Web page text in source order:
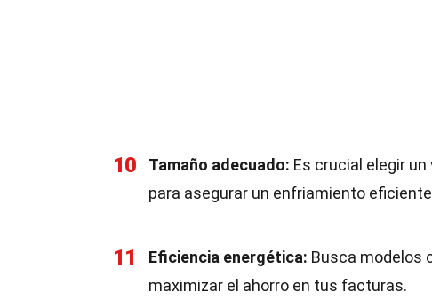
10 Tamaño adecuado: Es crucial elegir
para asegurar un enfriamiento
11 Eficiencia energética: Busca modelos
maximizar el ahorro en tus facturas.